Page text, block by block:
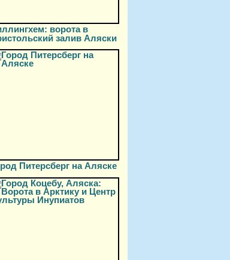
ворота в
залив Аляски
Питерсберг на Аляске